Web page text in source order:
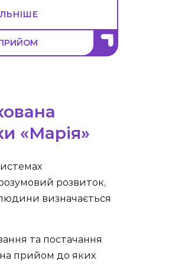
«Марія»
розвиток,
визначається
та постачання
прийом до яких